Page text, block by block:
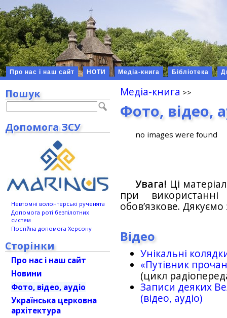
Про нас і наш сайт НОТИ Медіа-книга Бібліотека
Медіа-книга
Фото, відео,
no images were found
Увага! Ці
при
обов’язкове.
Відео
Унікальні
«Путівник
(цикл
Записи деяких
(відео, аудіо)
Пошук
Допомога ЗСУ
Невтомні волонтерські рученята
Допомога роті безпілотних
систем
Постійна допомога Херсону
Сторінки
Про нас і наш сайт
Новини
Фото, відео, аудіо
Українська церковна
архітектура